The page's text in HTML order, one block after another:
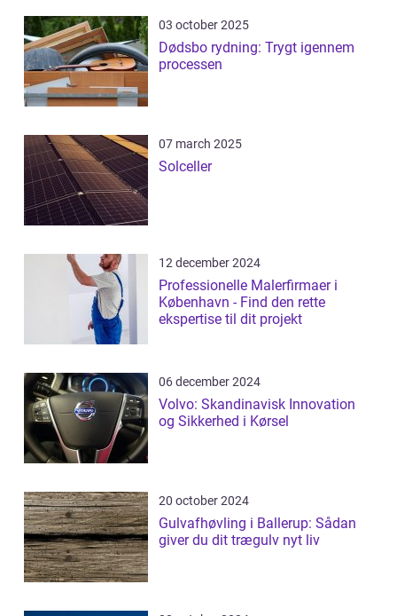
03 october 2025
Dødsbo rydning: Trygt igennem
processen
07 march 2025
Solceller
12 december 2024
Professionelle Malerfirmaer i
København - Find den rette
ekspertise til dit projekt
06 december 2024
Volvo: Skandinavisk Innovation
og Sikkerhed i Kørsel
20 october 2024
Gulvafhøvling i Ballerup: Sådan
giver du dit trægulv nyt liv